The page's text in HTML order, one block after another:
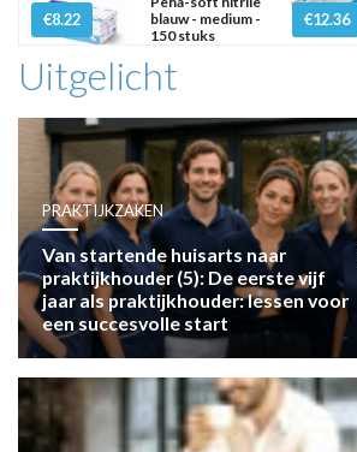
€8.22
blauw - medium -
150 stuks
€12.36
Uitgelicht
PRAKTIJKZAKEN
Van startende huisarts naar
praktijkhouder (5): De eerste vijf
jaar als praktijkhouder: lessen voor
een succesvolle start